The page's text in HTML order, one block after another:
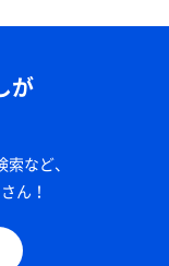
が
など、
ん！